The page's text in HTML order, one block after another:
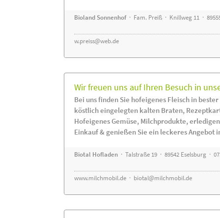
Bioland Sonnenhof· Fam. Preiß · Knillweg 11 ·
w.preiss@web.de
Wir freuen uns auf Ihren Besuch in
Bei uns finden Sie hofeigenes Fleisch in
köstlich eingelegten kalten Braten,
Hofeigenes Gemüse, Milchprodukte,
Einkauf & genießen Sie ein leckeres Angebot
Biotal Hofladen · Talstraße 19 · 89542 Eselsburg ·
www.milchmobil.de · biotal@milchmobil.de